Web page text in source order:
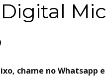
chame no Whatsapp